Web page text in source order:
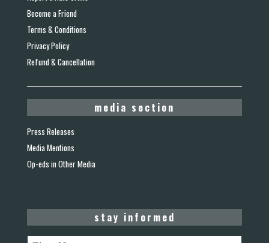
Become a Friend
Terms & Conditions
Privacy Policy
Refund & Cancellation
media section
Press Releases
Media Mentions
Op-eds in Other Media
stay informed